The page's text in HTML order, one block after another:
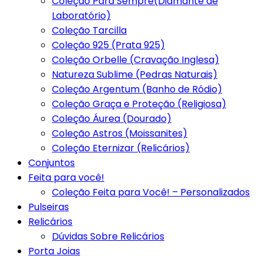
Laboratório)
Coleção Tarcilla
Coleção 925 (Prata 925)
Coleção Orbelle (Cravação Inglesa)
Natureza Sublime (Pedras Naturais)
Coleção Argentum (Banho de Ródio)
Coleção Graça e Proteção (Religiosa)
Coleção Áurea (Dourado)
Coleção Astros (Moissanites)
Coleção Eternizar (Relicários)
Conjuntos
Feita para você!
Coleção Feita para Você! – Personalizados
Pulseiras
Relicários
Dúvidas Sobre Relicários
Porta Joias